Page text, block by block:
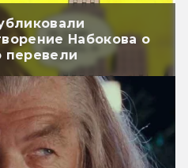
Набокова о
перевели